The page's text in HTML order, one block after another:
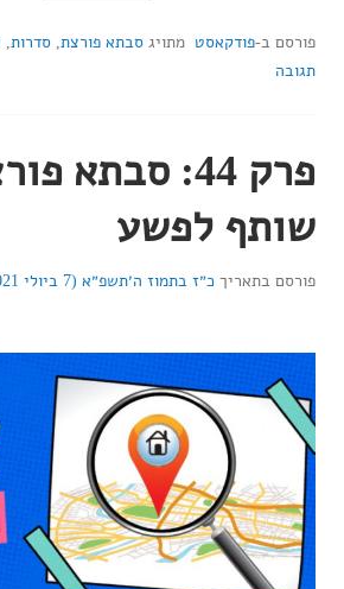
פורסם ב-פודקאסט מתויג סבתא פורצת, סדרות,
תגובה
פרק 44: סבתא
שותף לפשע
פורסם בתאריך כ״ז בתמוז ה׳תשפ״א (7 ביולי 2021)